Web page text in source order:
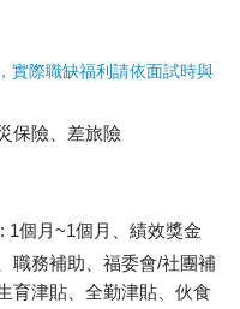
實際職缺福利請依面試時與
保險、差旅險
1個月~1個月、績效獎金
職務補助、福委會/社團補
育津貼、全勤津貼、伙食